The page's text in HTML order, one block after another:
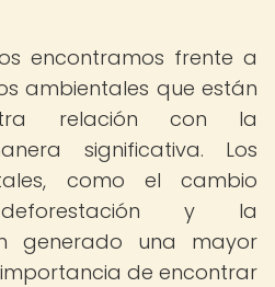
encontramos frente a
ambientales que están
relación con la
significativa. Los
como el cambio
y la
generado una mayor
de encontrar